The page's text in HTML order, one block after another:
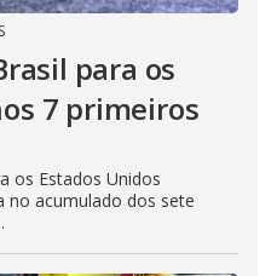
para os
7 primeiros
os Estados Unidos
no acumulado dos sete